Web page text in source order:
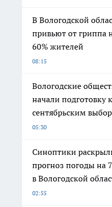
В Вологодской
привьют от гриппа
60% жителей
08:15
Вологодские
начали подготовку к
сентябрьским
05:30
Синоптики
прогноз погоды на 7
в Вологодской
02:55